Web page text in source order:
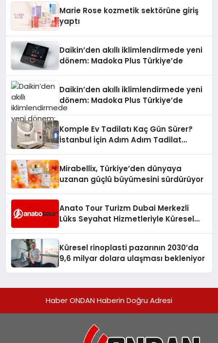
Marie Rose kozmetik sektörüne giriş
yaptı
Daikin’den akıllı iklimlendirmede yeni
dönem: Madoka Plus Türkiye’de
Daikin’den akıllı iklimlendirmede yeni
dönem: Madoka Plus Türkiye’de
Komple Ev Tadilatı Kaç Gün Sürer?
İstanbul İçin Adım Adım Tadilat
Mirabellix, Türkiye’den dünyaya
uzanan güçlü büyümesini sürdürüyor
Anato Tour Turizm Dubai Merkezli
Lüks Seyahat Hizmetleriyle Küresel
Küresel rinoplasti pazarının 2030’da
9,6 milyar dolara ulaşması bekleniyor
Haber ONDAN Haberin Doğru Adresi